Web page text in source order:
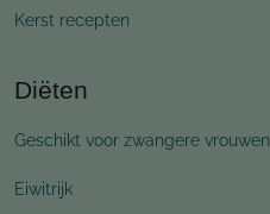
Kerst recepten
Diëten
Geschikt voor zwangere vrouwen
Eiwitrijk